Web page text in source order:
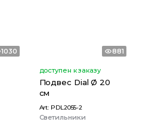
1030 881
доступен к заказу
Подвес Dial Ø 20
см
Art: PDL2055-2
Светильники